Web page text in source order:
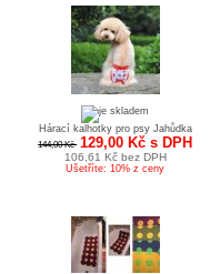
Hárací kalhotky pro psy Jahůdka
144,00 Kč 129,00 Kč s DPH
106,61 Kč bez DPH
Ušetříte: 10% z ceny